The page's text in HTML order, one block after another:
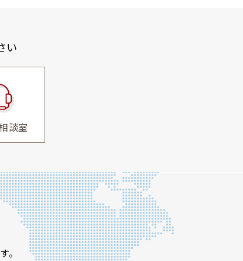
い
談室
。